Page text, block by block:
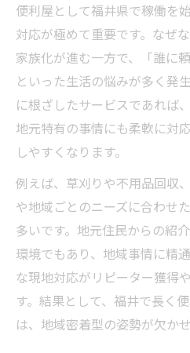
便利屋として福井県で稼働を
対応が極めて重要です。なぜ
家族化が進む一方で、「誰に
といった生活の悩みが多く発
に根ざしたサービスであれば
地元特有の事情にも柔軟に対
しやすくなります。
例えば、草刈りや不用品回収
や地域ごとのニーズに合わせ
多いです。地元住民からの紹
環境でもあり、地域事情に精
な現地対応がリピーター獲得
す。結果として、福井で長く
は、地域密着型の姿勢が欠かせ